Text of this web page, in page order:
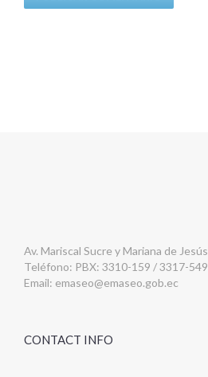
Av. Mariscal Sucre y Mariana de Jesús
Teléfono: PBX: 3310-159 / 3317-549
Email: emaseo@emaseo.gob.ec
CONTACT INFO